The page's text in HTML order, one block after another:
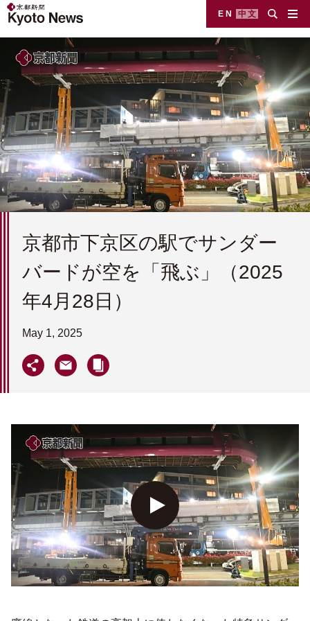
EN 中文
京都市下京区の駅でサンダー
バードが空を「飛ぶ」（2025
年4月28日）
May 1, 2025